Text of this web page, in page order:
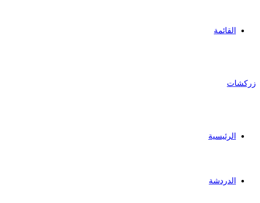
القائمة
زركشات
الرئيسية
الدردشة